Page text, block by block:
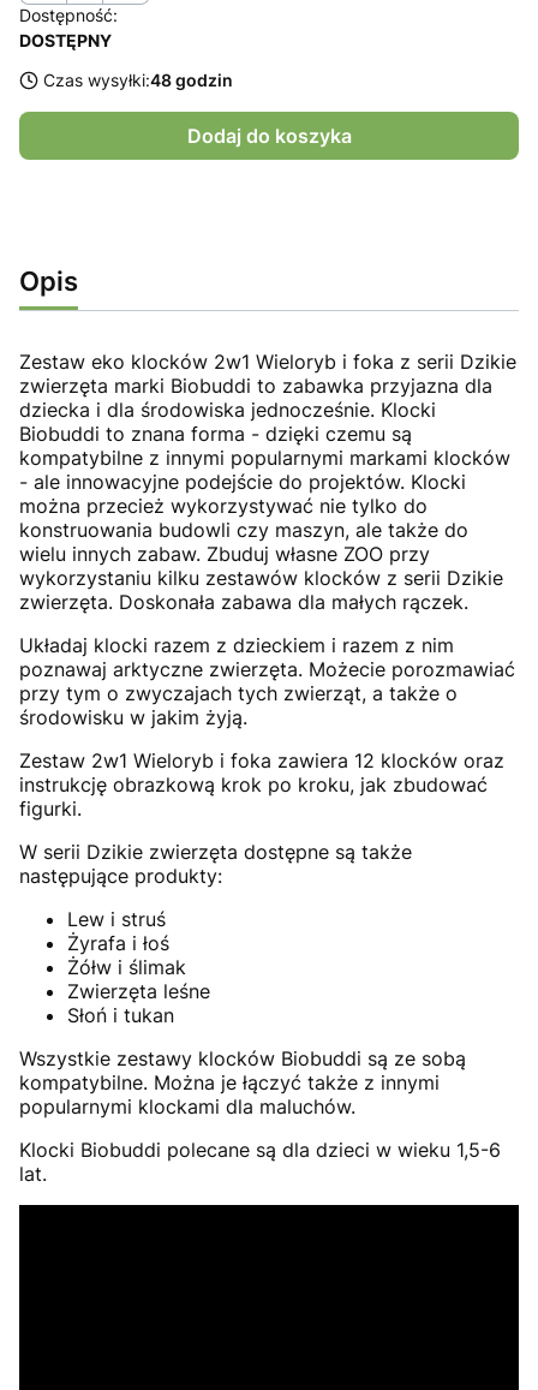
Dostępność:
DOSTĘPNY
Czas wysyłki:48 godzin
Dodaj do koszyka
Opis
Zestaw eko klocków 2w1 Wieloryb i foka z serii Dzikie
zwierzęta marki Biobuddi to zabawka przyjazna dla
dziecka i dla środowiska jednocześnie. Klocki
Biobuddi to znana forma - dzięki czemu są
kompatybilne z innymi popularnymi markami klocków
- ale innowacyjne podejście do projektów. Klocki
można przecież wykorzystywać nie tylko do
konstruowania budowli czy maszyn, ale także do
wielu innych zabaw. Zbuduj własne ZOO przy
wykorzystaniu kilku zestawów klocków z serii Dzikie
zwierzęta. Doskonała zabawa dla małych rączek.
Układaj klocki razem z dzieckiem i razem z nim
poznawaj arktyczne zwierzęta. Możecie porozmawiać
przy tym o zwyczajach tych zwierząt, a także o
środowisku w jakim żyją.
Zestaw 2w1 Wieloryb i foka zawiera 12 klocków oraz
instrukcję obrazkową krok po kroku, jak zbudować
figurki.
W serii Dzikie zwierzęta dostępne są także
następujące produkty:
Lew i struś
Żyrafa i łoś
Żółw i ślimak
Zwierzęta leśne
Słoń i tukan
Wszystkie zestawy klocków Biobuddi są ze sobą
kompatybilne. Można je łączyć także z innymi
popularnymi klockami dla maluchów.
Klocki Biobuddi polecane są dla dzieci w wieku 1,5-6
lat.